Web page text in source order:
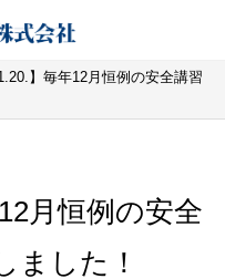
】毎年12月恒例の安全講習
月恒例の安全
ました！